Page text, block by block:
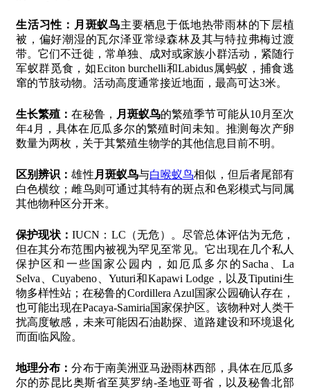
生活习性： 月斑蚁鸟主要栖息于低地热带雨林的下层植
被，偏好潮湿的瓦尔泽亚常绿森林及其与特拉弗梅过渡
带。它们不迁徙，常单独、成对或家族小群活动，紧随行
军蚁群觅食，如Eciton burchelli和Labidus属蚂蚁，捕食逃
窜的节肢动物。活动高度通常接近地面，最高可达3米。
生长繁殖：在秘鲁， 月斑蚁鸟的繁殖季节可能从10月至次
年4月，具体在厄瓜多尔的繁殖时间未知。推测每次产卵
数量为两枚，关于其繁殖生物学的其他信息目前不明。
区别辨识：雄性 月斑蚁鸟与白喉蚁鸟相似，但后者尾部有
白色横纹；雌鸟则可通过其特有的斑点和色彩模式与同属
其他物种区分开来。
保护现状：IUCN：LC（无危）。尽管总体评估为无危，
但在其分布范围内被视为罕见至常见。它出现在几个私人
保护区和一些国家公园内，如厄瓜多尔的Sacha、La
Selva、Cuyabeno、Yuturi和Kapawi Lodge，以及Tiputini生
物多样性站；在秘鲁的Cordillera Azul国家公园确认存在，
也可能出现在Pacaya-Samiria国家保护区。该物种对人类干
扰高度敏感，未来可能因石油勘探、道路建设和环境退化
而面临风险。
地理分布：分布于南美洲亚马逊雨林西部，具体在厄瓜多
尔的苏昆比奥斯省至莫罗纳-圣地亚哥省，以及秘鲁北部